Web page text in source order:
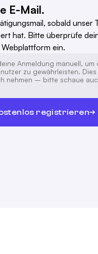
E-Mail.
sobald unser
hat. Bitte überprüfe
ein.
Anmeldung manuell, um
zu gewährleisten. Dies
nehmen – bitte schaue
registrieren